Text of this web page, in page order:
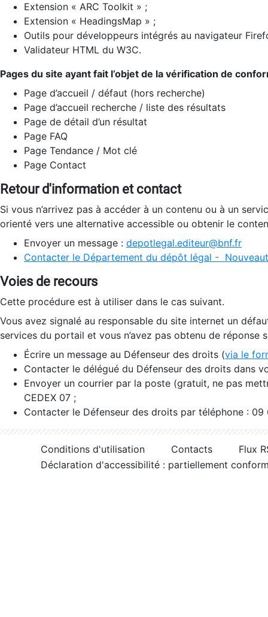
Extension « ARC Toolkit » ;
Extension « HeadingsMap » ;
Outils pour développeurs intégrés au navigateur
Validateur HTML du W3C.
Pages du site ayant fait l’objet de la vérification de
Page d’accueil / défaut (hors recherche)
Page d’accueil recherche / liste des résultats
Page de détail d’un résultat
Page FAQ
Page Tendance / Mot clé
Page Contact
Retour d'information et contact
Si vous n’arrivez pas à accéder à un contenu ou à un
orienté vers une alternative accessible ou obtenir le
Envoyer un message : depotlegal.editeur@bnf.fr
Contacter le Département du dépôt légal -
Voies de recours
Cette procédure est à utiliser dans le cas suivant.
Vous avez signalé au responsable du site internet un
services du portail et vous n’avez pas obtenu de réponse
Écrire un message au Défenseur des droits (via le
Contacter le délégué du Défenseur des droits dans
Envoyer un courrier par la poste (gratuit, ne pas
CEDEX 07 ;
Contacter le Défenseur des droits par téléphone :
Conditions d'utilisation Contacts
Flux
Déclaration d'accessibilité : partiellement